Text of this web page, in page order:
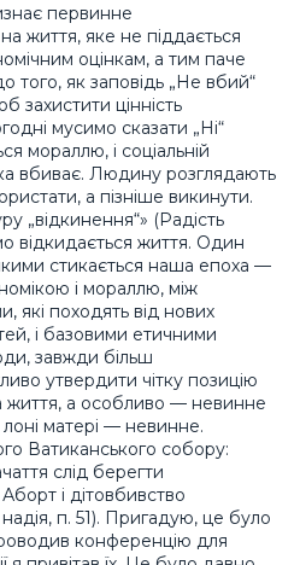
первинне
життя, яке не піддається
оцінкам, а тим паче
того, як заповідь „Не вбий“
захистити цінність
мусимо сказати „Ні“
мораллю, і соціальній
вбиває. Людину розглядають
а пізніше викинути.
„відкинення“» (Радість
відкидається життя. Один
стикається наша епоха —
і мораллю, між
які походять від нових
і базовими етичними
завжди більш
утвердити чітку позицію
життя, а особливо — невинне
матері — невинне.
Ватиканського собору:
слід берегти
і дітовбивство
п. 51). Пригадую, це було
конференцію для